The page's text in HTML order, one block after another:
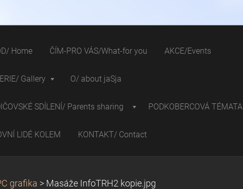
Home ČÍM-PRO VÁS/What-for you AKCE/Events
Gallery O/ about jaSja
SDÍLENÍ/ Parents sharing PODKOBERCOVÁ TÉMATA
LIDÉ KOLEM KONTAKT/ Contact
grafika > Masáže InfoTRH2 kopie.jpg